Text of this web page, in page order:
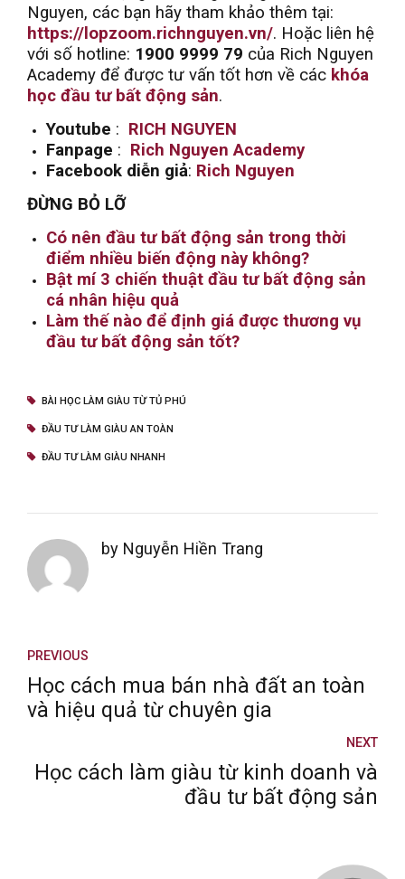
Nguyen, các bạn hãy tham khảo thêm tại:
https://lopzoom.richnguyen.vn/. Hoặc liên hệ
với số hotline: 1900 9999 79 của Rich Nguyen
Academy để được tư vấn tốt hơn về các khóa
học đầu tư bất động sản.
Youtube : RICH NGUYEN
Fanpage : Rich Nguyen Academy
Facebook diễn giả: Rich Nguyen
ĐỪNG BỎ LỠ
Có nên đầu tư bất động sản trong thời
điểm nhiều biến động này không?
Bật mí 3 chiến thuật đầu tư bất động sản
cá nhân hiệu quả
Làm thế nào để định giá được thương vụ
đầu tư bất động sản tốt?
BÀI HỌC LÀM GIÀU TỪ TỦ PHÚ
ĐẦU TƯ LÀM GIÀU AN TOÀN
ĐẦU TƯ LÀM GIÀU NHANH
by Nguyễn Hiền Trang
PREVIOUS
Học cách mua bán nhà đất an toàn
và hiệu quả từ chuyên gia
NEXT
Học cách làm giàu từ kinh doanh và
đầu tư bất động sản